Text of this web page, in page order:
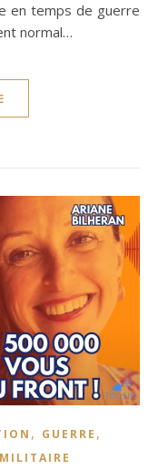
en temps de guerre
normal…
, GUERRE ,